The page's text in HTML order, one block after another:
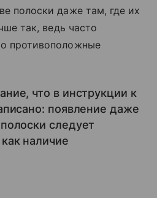
полоски даже там, где их
так, ведь часто
противоположные
что в инструкции к
появление даже
следует
наличие